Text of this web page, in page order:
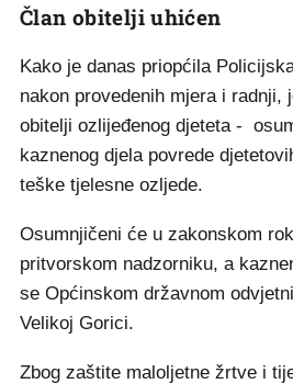
Član obitelji uhićen
Kako je danas priopćila
nakon provedenih mjera i radnji,
obitelji ozlijeđenog djeteta -
kaznenog djela povrede
teške tjelesne ozljede.
Osumnjičeni će u zakonskom
pritvorskom nadzorniku, a
se Općinskom državnom
Velikoj Gorici.
Zbog zaštite maloljetne žrtve i